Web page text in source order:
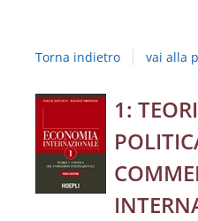
Torna indietro vai alla
Dettaglio
del
documento
1: